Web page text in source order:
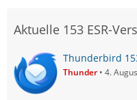
Aktuelle 153 ESR-
Thunderbird
Thunder 4.